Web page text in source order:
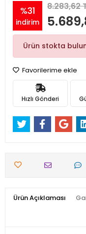
%31
indirim
8.283,62
Ürün stokta
Favorilerime ekle
Hızlı Gönderi
Ürün Açıklaması